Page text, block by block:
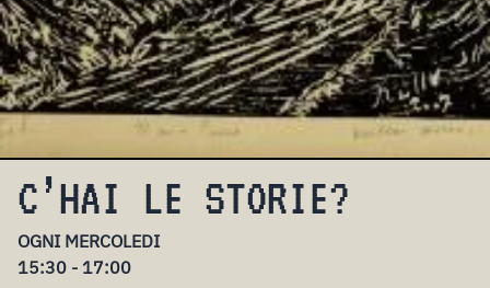
C’HAI LE STORIE?
OGNI MERCOLEDI
15:30 - 17:00